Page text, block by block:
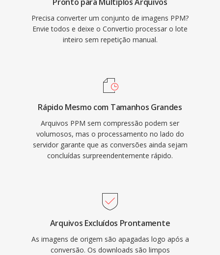
Precisa converter um conjunto de imagens PPM?
Envie todos e deixe o Convertio processar o lote
inteiro sem repetição manual.
Rápido Mesmo com Tamanhos Grandes
Arquivos PPM sem compressão podem ser
volumosos, mas o processamento no lado do
servidor garante que as conversões ainda sejam
concluídas surpreendentemente rápido.
Arquivos Excluídos Prontamente
As imagens de origem são apagadas logo após a
conversão. Os downloads são limpos